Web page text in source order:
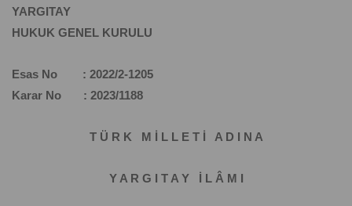
YARGITAY
HUKUK GENEL KURULU
Esas No : 2022/2-1205
Karar No : 2023/1188
T Ü R K M İ L L E T İ A D I N A
Y A R G I T A Y İ L Â M I